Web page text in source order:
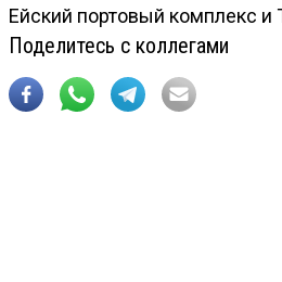
Ейский портовый комплекс и
Поделитесь с коллегами